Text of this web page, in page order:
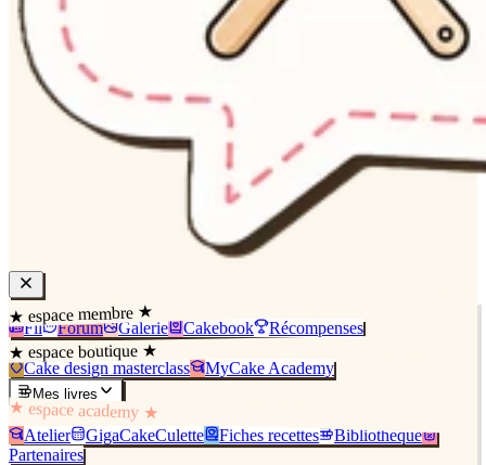
★ espace membre ★
Fil Forum Galerie Cakebook Récompenses
★ espace boutique ★
Cake design masterclass MyCake Academy
Mes livres
★ espace academy ★
Atelier GigaCakeCulette Fiches recettes
Bibliothèque
Partenaires